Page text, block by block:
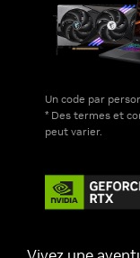
Un code par
* Des termes et
peut varier.